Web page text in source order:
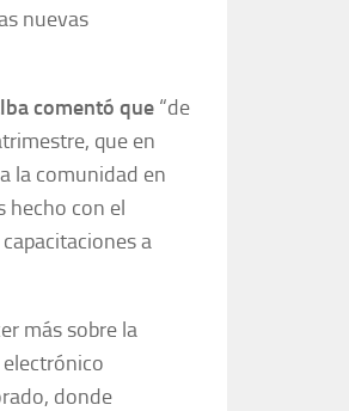
nuevas
comentó que “de
que en
la comunidad en
hecho con el
a
más sobre la
donde